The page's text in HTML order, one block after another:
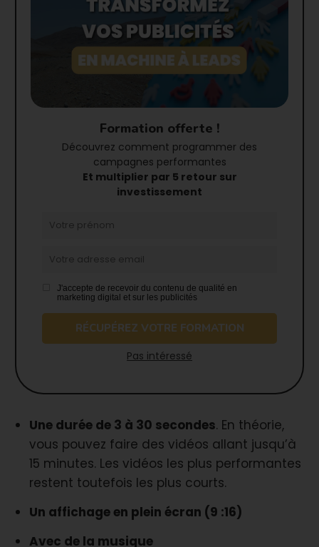
Formation offerte !
Découvrez comment programmer des
campagnes performantes
Et multiplier par 5 retour sur
investissement
J'accepte de recevoir du contenu de qualité en
marketing digital et sur les publicités
RÉCUPÉREZ VOTRE FORMATION
Pas intéressé
Une durée de 3 à 30 secondes. En théorie,
vous pouvez faire des vidéos allant jusqu’à
15 minutes. Les vidéos les plus performantes
restent toutefois les plus courts.
Un affichage en plein écran (9 :16)
Avec de la musique